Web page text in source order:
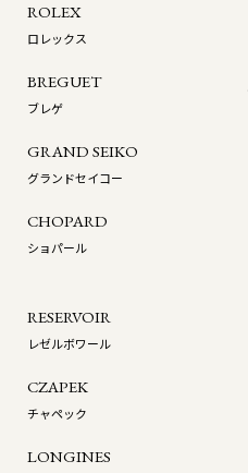
ROLEX
ロレックス
BREGUET
ブレゲ
GRAND SEIKO
グランドセイコー
CHOPARD
ショパール
RESERVOIR
レゼルボワール
CZAPEK
チャペック
LONGINES